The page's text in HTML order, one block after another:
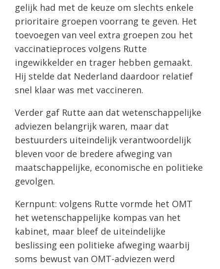
gelijk had met de keuze om slechts enkele
prioritaire groepen voorrang te geven. Het
toevoegen van veel extra groepen zou het
vaccinatieproces volgens Rutte
ingewikkelder en trager hebben gemaakt.
Hij stelde dat Nederland daardoor relatief
snel klaar was met vaccineren.
Verder gaf Rutte aan dat wetenschappelijke
adviezen belangrijk waren, maar dat
bestuurders uiteindelijk verantwoordelijk
bleven voor de bredere afweging van
maatschappelijke, economische en politieke
gevolgen.
Kernpunt: volgens Rutte vormde het OMT
het wetenschappelijke kompas van het
kabinet, maar bleef de uiteindelijke
beslissing een politieke afweging waarbij
soms bewust van OMT-adviezen werd